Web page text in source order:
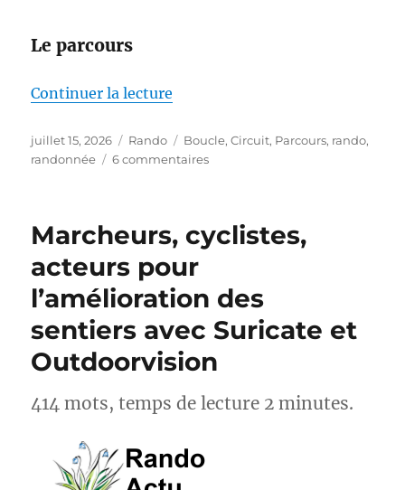
Le parcours
Continuer la lecture
Publié
le
juillet 15, 2026 Catégories
Rando Étiquettes
Boucle,Circuit, Parcours, rando,
randonnée
6 commentairessur
sur
des
Maîtres
Sonneurs
Marcheurs, cyclistes,
acteurs pour
l’amélioration des
sentiers avec Suricate et
Outdoorvision
414 mots, temps de lecture 2 minutes.